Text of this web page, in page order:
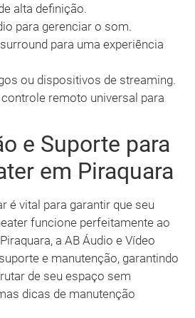
alta definição.
para gerenciar o som.
para uma experiência
ou dispositivos de streaming.
remoto universal para
e Suporte para
em Piraquara
é vital para garantir que seu
funcione perfeitamente ao
a AB Áudio e Vídeo
e manutenção, garantindo
de seu espaço sem
dicas de manutenção